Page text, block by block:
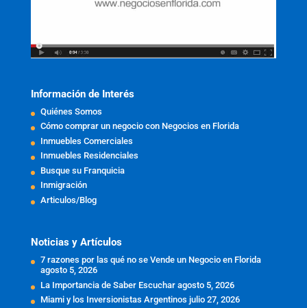
Información de Interés
Quiénes Somos
Cómo comprar un negocio con Negocios en Florida
Inmuebles Comerciales
Inmuebles Residenciales
Busque su Franquicia
Inmigración
Articulos/Blog
Noticias y Artículos
7 razones por las qué no se Vende un Negocio en Florida
agosto 5, 2026
La Importancia de Saber Escuchar agosto 5, 2026
Miami y los Inversionistas Argentinos julio 27, 2026